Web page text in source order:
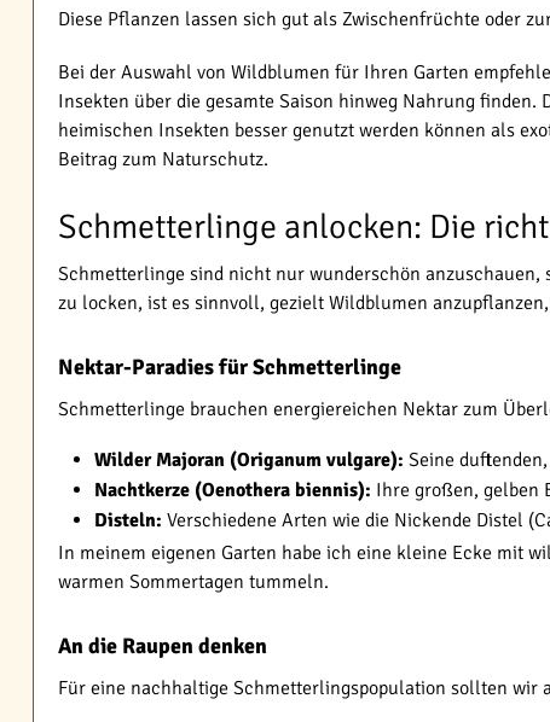
Diese Pflanzen lassen sich gut als Zwischenfrüchte oder
Bei der Auswahl von Wildblumen für Ihren Garten
Insekten über die gesamte Saison hinweg Nahrung
heimischen Insekten besser genutzt werden können als
Beitrag zum Naturschutz.
Schmetterlinge anlocken: Die
Schmetterlinge sind nicht nur wunderschön anzuschauen,
zu locken, ist es sinnvoll, gezielt Wildblumen
Nektar-Paradies für Schmetterlinge
Schmetterlinge brauchen energiereichen Nektar zum
Wilder Majoran (Origanum vulgare): Seine
Nachtkerze (Oenothera biennis): Ihre großen, gelben
Disteln: Verschiedene Arten wie die Nickende Distel
In meinem eigenen Garten habe ich eine kleine Ecke mit
warmen Sommertagen tummeln.
An die Raupen denken
Für eine nachhaltige Schmetterlingspopulation sollten wir